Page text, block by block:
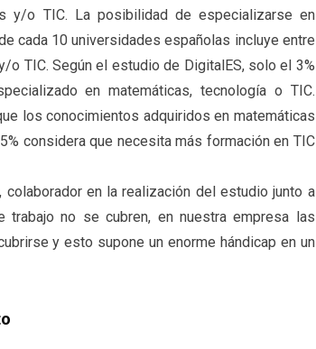
y/o TIC. La posibilidad de especializarse en
cada 10 universidades españolas incluye entre
TIC. Según el estudio de DigitalES, solo el 3%
en matemáticas, tecnología o TIC.
los conocimientos adquiridos en matemáticas
considera que necesita más formación en TIC
colaborador en la realización del estudio junto a
trabajo no se cubren, en nuestra empresa las
y esto supone un enorme hándicap en un